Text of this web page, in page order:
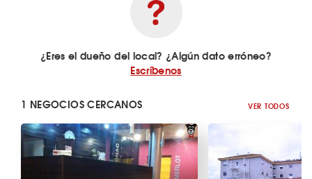
¿Eres el dueño del local? ¿Algún dato erróneo?
Escríbenos
1 NEGOCIOS CERCANOS VER TODOS